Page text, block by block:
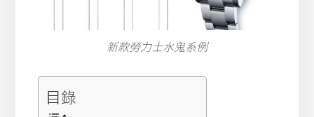
新款勞力士水鬼系例
目錄